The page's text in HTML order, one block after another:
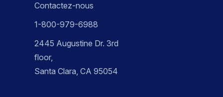
Contactez-nous
1-800-979-6988
2445 Augustine Dr. 3rd
floor,
Santa Clara, CA 95054